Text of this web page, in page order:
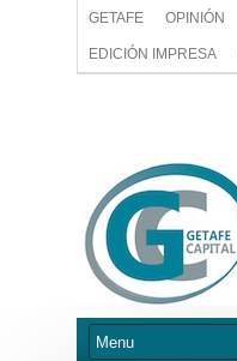
GETAFE OPINIÓN
EDICIÓN IMPRESA